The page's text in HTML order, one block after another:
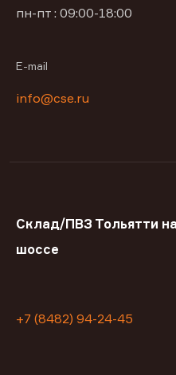
пн-пт : 09:00-18:00
E-mail
info@cse.ru
Склад/ПВЗ Тольятти
шоссе
+7 (8482) 94-24-45